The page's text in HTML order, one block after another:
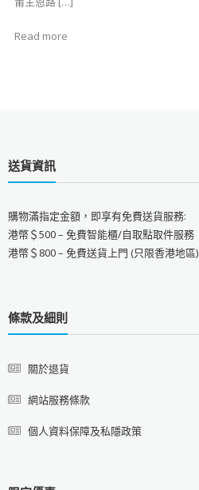
Read more
送貨資訊
購物滿指定金額，即享有免費送貨服務:
港幣＄500 – 免費智能櫃/自取點取件服務
港幣＄800 – 免費送貨上門 (只限香港地區)
條款及細則
關於退貨
網站服務條款
個人資料保障及私隱政策